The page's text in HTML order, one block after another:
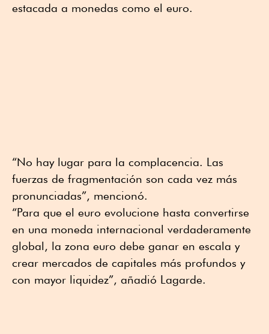
estacada a monedas como el euro.
“No hay lugar para la complacencia. Las
fuerzas de fragmentación son cada vez más
pronunciadas”, mencionó.
“Para que el euro evolucione hasta convertirse
en una moneda internacional verdaderamente
global, la zona euro debe ganar en escala y
crear mercados de capitales más profundos y
con mayor liquidez”, añadió Lagarde.